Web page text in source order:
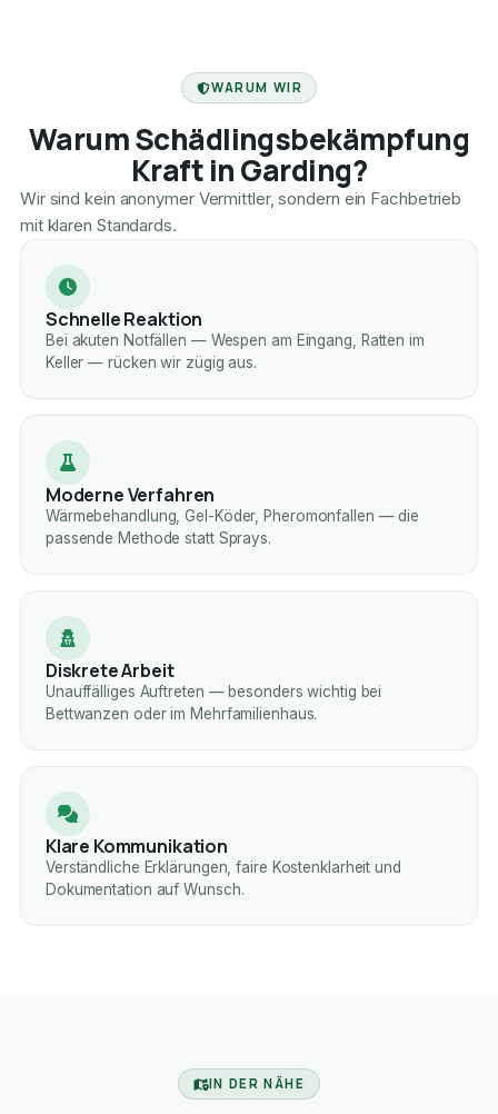
WARUM WIR
Warum Schädlingsbekämpfung
Kraft in Garding?
Wir sind kein anonymer Vermittler, sondern ein Fachbetrieb
mit klaren Standards.
Schnelle Reaktion
Bei akuten Notfällen — Wespen am Eingang, Ratten im
Keller — rücken wir zügig aus.
Moderne Verfahren
Wärmebehandlung, Gel-Köder, Pheromonfallen — die
passende Methode statt Sprays.
Diskrete Arbeit
Unauffälliges Auftreten — besonders wichtig bei
Bettwanzen oder im Mehrfamilienhaus.
Klare Kommunikation
Verständliche Erklärungen, faire Kostenklarheit und
Dokumentation auf Wunsch.
IN DER NÄHE